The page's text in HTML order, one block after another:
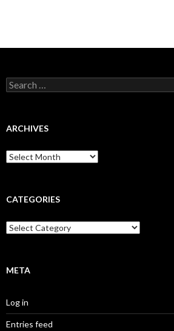
Search
for:
ARCHIVES
Archives
CATEGORIES
Categories
META
Log in
Entries feed